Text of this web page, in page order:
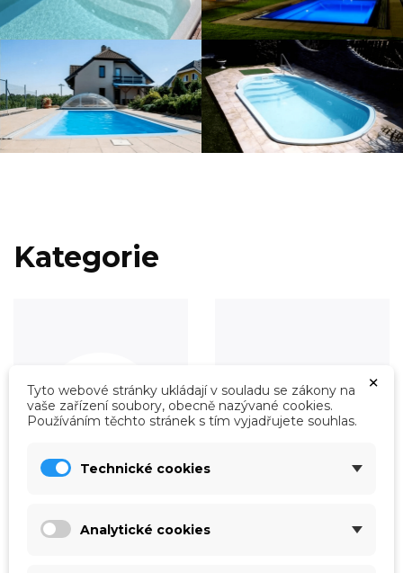
Kategorie
Vytápění
×
Tyto webové stránky ukládají v souladu se zákony na
vaše zařízení soubory, obecně nazývané cookies.
Používáním těchto stránek s tím vyjadřujete souhlas.
Technické cookies
Analytické cookies